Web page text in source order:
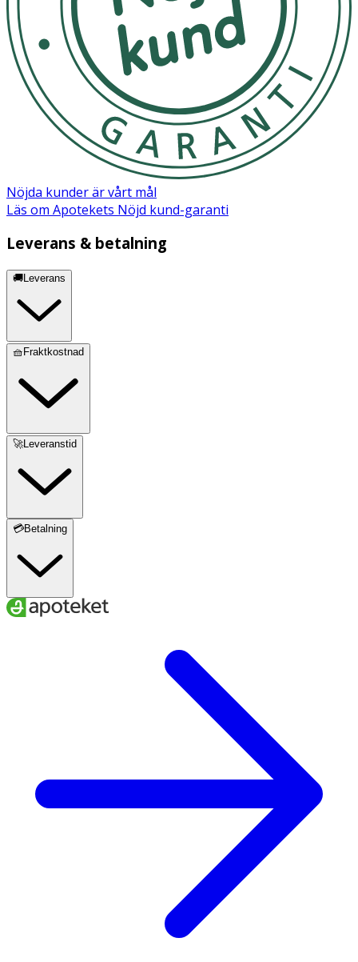
Nöjda kunder är vårt mål
Läs om Apotekets Nöjd kund-garanti
Leverans & betalning
🚚Leverans
🧺Fraktkostnad
🚀Leveranstid
💳Betalning